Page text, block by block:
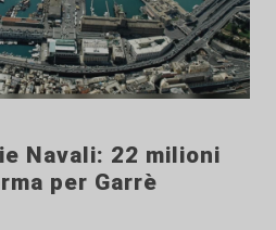
Navali: 22 milioni
per Garrè